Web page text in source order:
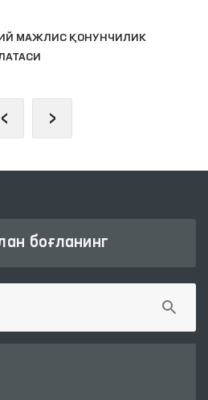
МАЖЛИС ҚОНУНЧИЛИК
‹ ›
боғланинг